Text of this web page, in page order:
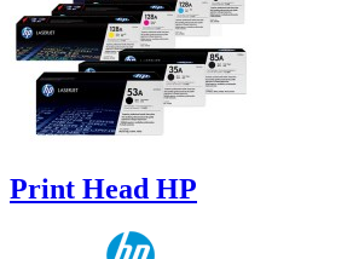
Print Head HP